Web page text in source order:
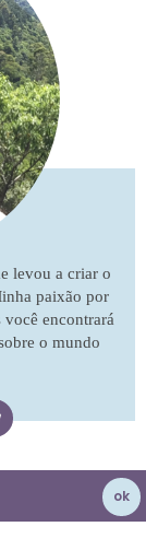
levou a criar o
paixão por
encontrará
o mundo